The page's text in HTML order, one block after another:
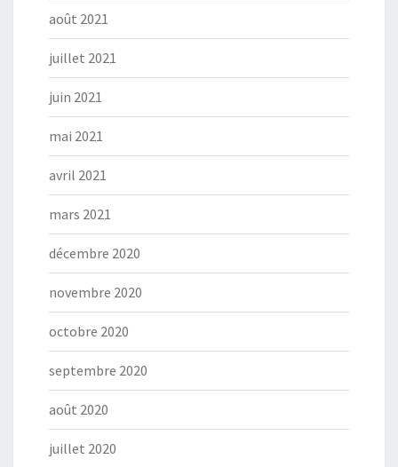
août 2021
juillet 2021
juin 2021
mai 2021
avril 2021
mars 2021
décembre 2020
novembre 2020
octobre 2020
septembre 2020
août 2020
juillet 2020